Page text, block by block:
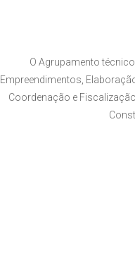
O Agrupamento
Empreendimentos,
Coordenação e